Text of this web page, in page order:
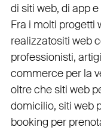
di siti web, di app
Fra i molti progetti
realizzatositi web
professionisti,
commerceper la
oltre chesiti web
domicilio, siti web
booking per